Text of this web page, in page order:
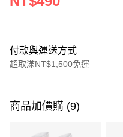
付款與運送方式
超取滿NT$1,500免運
信用卡一次付款
商品加價購 (9)